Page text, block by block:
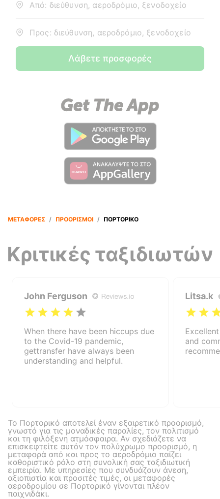
Από: διεύθυνση, αεροδρόμιο, ξενοδοχείο
Προς: διεύθυνση, αεροδρόμιο, ξενοδοχείο
Λάβετε προσφορές
ΜΕΤΑΦΟΡΈΣ / ΠΡΟΟΡΙΣΜΟΊ / ΠΟΡΤΟΡΙΚΌ
Κριτικές ταξιδιωτών
John Ferguson
When there have been hiccups due
to the Covid-19 pandemic,
gettransfer have always been
understanding and helpful.
Litsa.k
and
Το Πορτορικό αποτελεί έναν εξαιρετικό προορισμό,
γνωστό για τις μοναδικές παραλίες, τον πολιτισμό
και τη φιλόξενη ατμόσφαιρα. Αν σχεδιάζετε να
επισκεφτείτε αυτόν τον πολύχρωμο προορισμό, η
μεταφορά από και προς το αεροδρόμιο παίζει
καθοριστικό ρόλο στη συνολική σας ταξιδιωτική
εμπειρία. Με υπηρεσίες που συνδυάζουν άνεση,
αξιοπιστία και προσιτές τιμές, οι μεταφορές
αεροδρομίου σε Πορτορικό γίνονται πλέον
παιχνιδάκι.